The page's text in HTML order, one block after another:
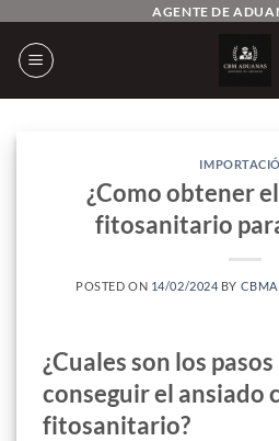
contenido
AGENTE DE
¿Como obtener
fitosanitario
POSTED ON 14/02/2024 BY
¿Cuales son los
conseguir el ansiado
fitosanitario?